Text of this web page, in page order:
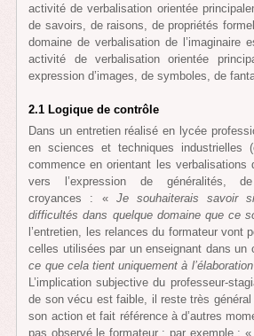
activité de verbalisation orientée
de savoirs, de raisons, de propriétés
domaine de verbalisation de l’imaginaire
activité de verbalisation orientée
expression d’images, de symboles, de
2.1 Logique de contrôle
Dans un entretien réalisé en lycée
en sciences et techniques industrielles
commence en orientant les verbalisations
vers l’expression de généralités,
croyances : « Je souhaiterais savoir
difficultés dans quelque domaine que ce
l’entretien, les relances du formateur vont
celles utilisées par un enseignant dans un
ce que cela tient uniquement à
L’implication subjective du professeur-
de son vécu est faible, il reste très
son action et fait référence à d’autres
pas observé le formateur ; par exemple : «